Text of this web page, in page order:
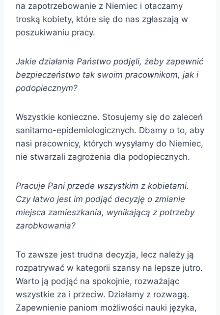
na zapotrzebowanie z Niemiec i otaczamy
troską kobiety, które się do nas zgłaszają w
poszukiwaniu pracy.
Jakie działania Państwo podjęli, żeby zapewnić
bezpieczeństwo tak swoim pracownikom, jak i
podopiecznym?
Wszystkie konieczne. Stosujemy się do zaleceń
sanitarno-epidemiologicznych. Dbamy o to, aby
nasi pracownicy, których wysyłamy do Niemiec,
nie stwarzali zagrożenia dla podopiecznych.
Pracuje Pani przede wszystkim z kobietami.
Czy łatwo jest im podjąć decyzję o zmianie
miejsca zamieszkania, wynikającą z potrzeby
zarobkowania?
To zawsze jest trudna decyzja, lecz należy ją
rozpatrywać w kategorii szansy na lepsze jutro.
Warto ją podjąć na spokojnie, rozważając
wszystkie za i przeciw. Działamy z rozwagą.
Zapewnienie paniom możliwości nauki języka,